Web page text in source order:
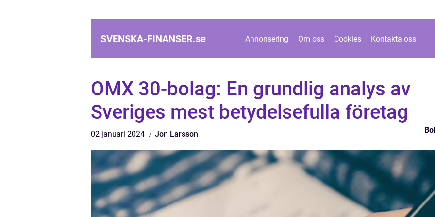
SVENSKA-FINANSER.se Annonsering Om oss Cookies Kontakta oss
OMX 30-bolag: En grundlig analys av
Sveriges mest betydelsefulla företag
02 januari 2024 Jon Larsson